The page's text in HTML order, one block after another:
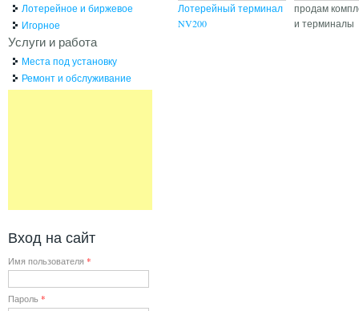
Лотерейный терминал
NV200
продам
и терминалы
Лотерейное и биржевое
Игорное
Услуги и работа
Места под установку
Ремонт и обслуживание
Вход на сайт
Имя пользователя *
Пароль *